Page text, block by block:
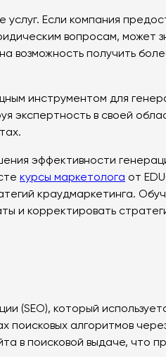
Если компания
вопросам, может
возможность получить
инструментом для
экспертность в своей
эффективности
курсы маркетолога от
краудмаркетинга.
и корректировать
(SEO), который
поисковых алгоритмов
в поисковой выдаче, что